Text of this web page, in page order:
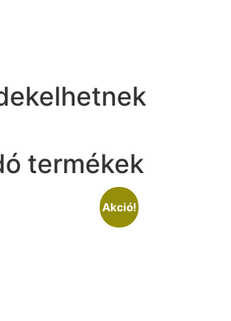
termékek
Akció!